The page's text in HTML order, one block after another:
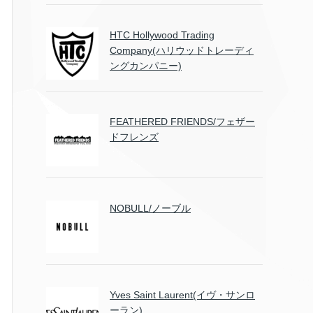
HTC Hollywood Trading
Company(ハリウッドトレーディ
ングカンパニー)
FEATHERED FRIENDS/フェザー
ドフレンズ
NOBULL/ノーブル
Yves Saint Laurent(イヴ・サンロ
ーラン)